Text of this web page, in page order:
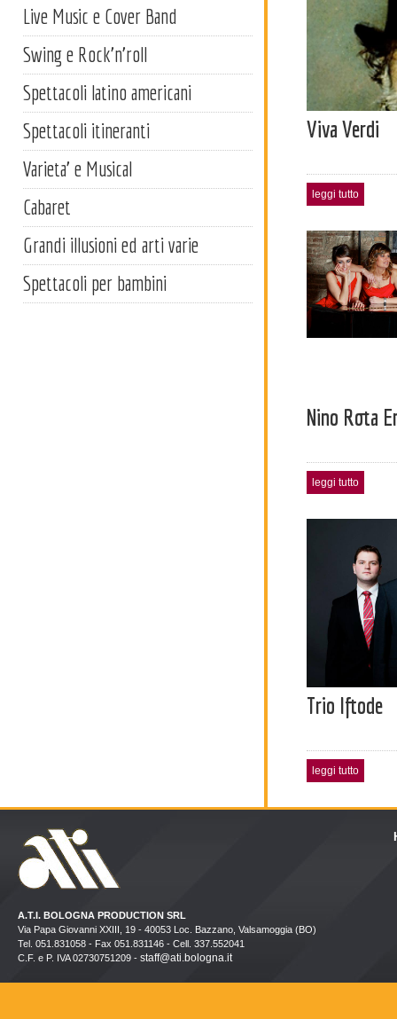
Live Music e Cover Band
Swing e Rock'n'roll
Spettacoli latino americani
Spettacoli itineranti
Varieta' e Musical
Cabaret
Grandi illusioni ed arti varie
Spettacoli per bambini
Viva Verdi
leggi tutto
Nino Rota
leggi tutto
Trio Iftode
leggi tutto
A.T.I. BOLOGNA PRODUCTION SRL
Via Papa Giovanni XXIII, 19 - 40053 Loc. Bazzano, Valsamoggia (BO)
Tel. 051.831058 - Fax 051.831146 - Cell. 337.552041
C.F. e P. IVA 02730751209 - staff@ati.bologna.it